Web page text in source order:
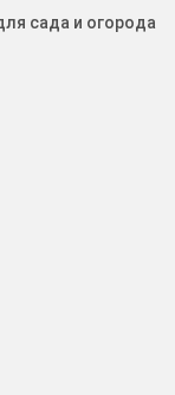
сада и огорода